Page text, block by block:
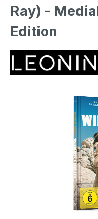
Ray) -
Edition
Bildergalerie